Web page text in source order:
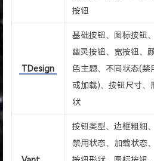
按钮
TDesign
基础按钮、图标按钮、
幽灵按钮、宽按钮、
色主题、不同状态(禁
或加载)、按钮尺寸、
状
按钮类型、边框粗细、
禁用状态、加载状态、